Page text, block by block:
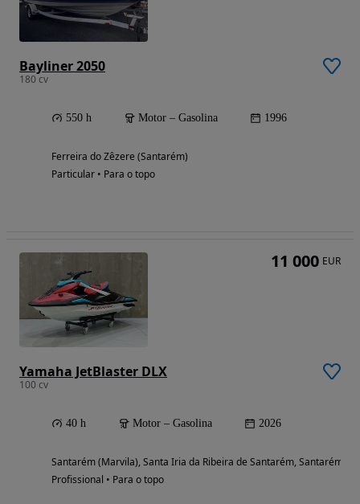
Bayliner 2050
180 cv
550 h Motor – Gasolina 1996
Ferreira do Zêzere (Santarém)
Particular • Para o topo
Yamaha JetBlaster DLX
100 cv
40 h Motor – Gasolina 2026
Santarém (Marvila), Santa Iria da Ribeira de Santarém, Santarém
Profissional • Para o topo
11 000 EUR